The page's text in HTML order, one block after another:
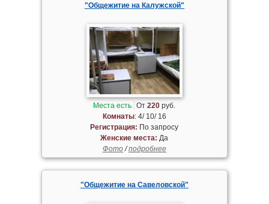
"Общежитие на Калужской"
Места есть От220 руб.
Комнаты: 4/ 10/ 16
Регистрация: По запросу
Женские места: Да
Фото/подробнее
"Общежитие на Савеловской"